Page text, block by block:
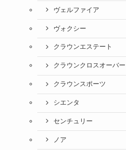
ヴェルファイア
ヴォクシー
クラウンエステート
クラウンクロスオーバー
クラウンスポーツ
シエンタ
センチュリー
ノア